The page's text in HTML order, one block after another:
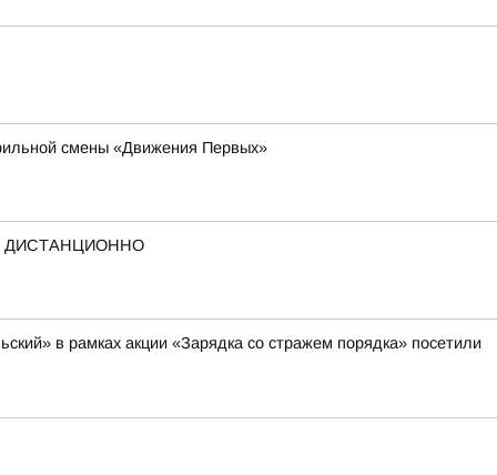
смены «Движения Первых»
ДИСТАНЦИОННО
в рамках акции «Зарядка со стражем порядка» посетили